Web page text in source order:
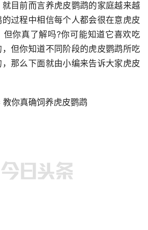
就目前而言养虎皮鹦鹉的家庭越来越
过程中相信每个人都会很在意虎皮
但你真了解吗?你可能知道它喜欢吃
但你知道不同阶段的虎皮鹦鹉所吃
那么下面就由小编来告诉大家虎皮